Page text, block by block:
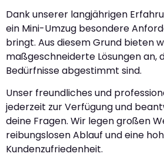
Dank unserer langjährigen
ein Mini-Umzug besondere
bringt. Aus diesem Grund bieten
maßgeschneiderte Lösungen an,
Bedürfnisse abgestimmt sind.
Unser freundliches und
jederzeit zur Verfügung und
deine Fragen. Wir legen großen
reibungslosen Ablauf und eine
Kundenzufriedenheit.